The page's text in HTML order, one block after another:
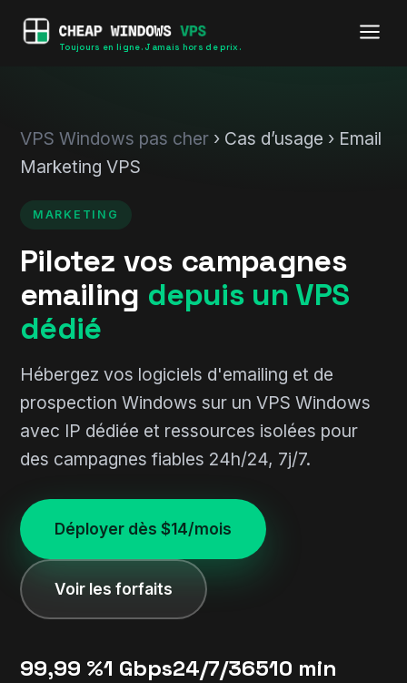
Toujours en ligne. Jamais hors de prix.
VPS Windows pas cher › Cas d’usage › Email
Marketing VPS
MARKETING
Pilotez vos campagnes
emailing depuis un VPS
dédié
Hébergez vos logiciels d'emailing et de
prospection Windows sur un VPS Windows
avec IP dédiée et ressources isolées pour
des campagnes fiables 24h/24, 7j/7.
Déployer dès $14/mois
Voir les forfaits
99,99 %1 Gbps24/7/36510 min